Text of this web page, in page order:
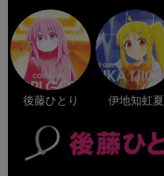
後藤ひとり 伊地知虹夏